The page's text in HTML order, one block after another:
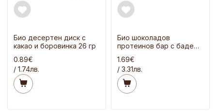
Био десертен диск с
какао и боровинка 26 гр
0.89€
/ 1.74лв.
Био шоколадов
протеинов бар с бадеми
1.69€
/ 3.31лв.